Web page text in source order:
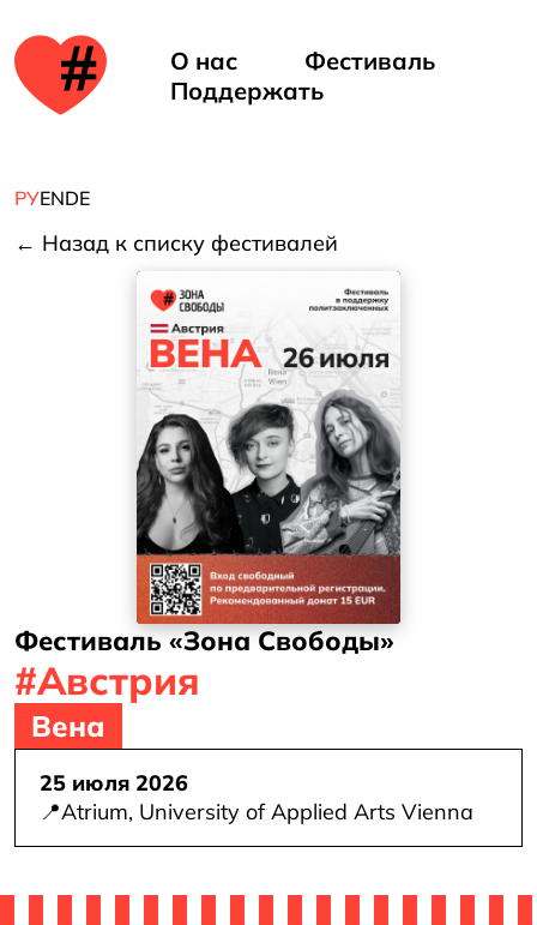
О нас
Фестиваль
Поддержать
РУENDE
← Назад к списку фестивалей
Фестиваль «Зона Свободы»
#Австрия
Вена
25 июля 2026
📍Atrium, University of Applied Arts Vienna